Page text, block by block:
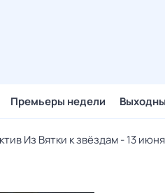
Премьеры недели
Из Вятки к звёздам - 13 июня